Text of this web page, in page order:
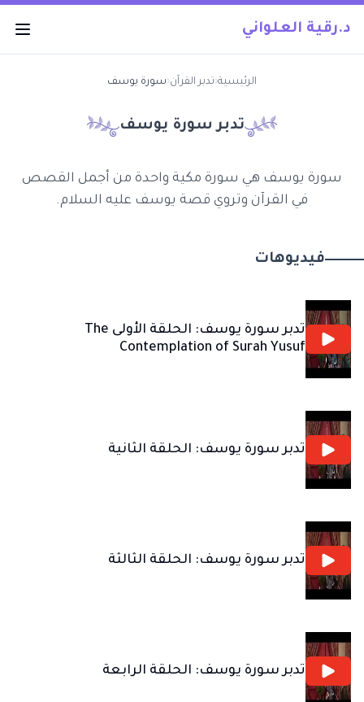
د.رقية العلواني
الرئيسية‹تدبر القرآن‹سورة يوسف
تدبر سورة يوسف
سورة يوسف هي سورة مكية واحدة من أجمل القصص
في القرآن وتروي قصة يوسف عليه السلام.
فيديوهات
تدبر سورة يوسف: الحلقة الأولى The
Contemplation of Surah Yusuf
تدبر سورة يوسف: الحلقة الثانية
تدبر سورة يوسف: الحلقة الثالثة
تدبر سورة يوسف: الحلقة الرابعة